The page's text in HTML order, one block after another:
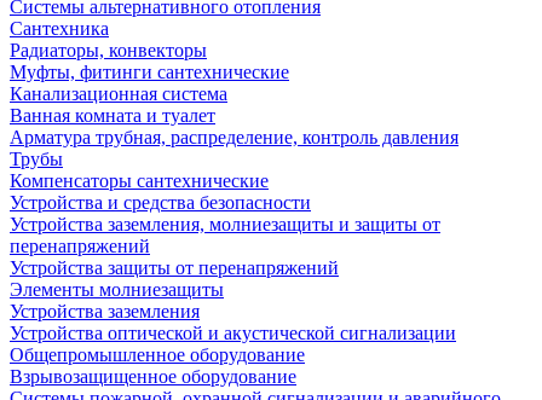
Системы альтернативного отопления
Сантехника
Радиаторы, конвекторы
Муфты, фитинги сантехнические
Канализационная система
Ванная комната и туалет
Арматура трубная, распределение, контроль давления
Трубы
Компенсаторы сантехнические
Устройства и средства безопасности
Устройства заземления, молниезащиты и защиты от
перенапряжений
Устройства защиты от перенапряжений
Элементы молниезащиты
Устройства заземления
Устройства оптической и акустической сигнализации
Общепромышленное оборудование
Взрывозащищенное оборудование